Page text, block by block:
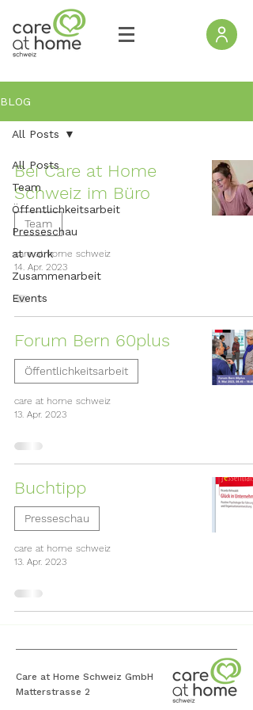
BLOG
All Posts
Team
Öffentlichkeitsarbeit
Presseschau
at work
Zusammenarbeit
Events
All Posts
Bei Care at Home
Schweiz im Büro
Team
care at home schweiz
14. Apr. 2023
Forum Bern 60plus
Öffentlichkeitsarbeit
care at home schweiz
13. Apr. 2023
Buchtipp
Presseschau
care at home schweiz
13. Apr. 2023
Care at Home Schweiz GmbH
Matterstrasse 2